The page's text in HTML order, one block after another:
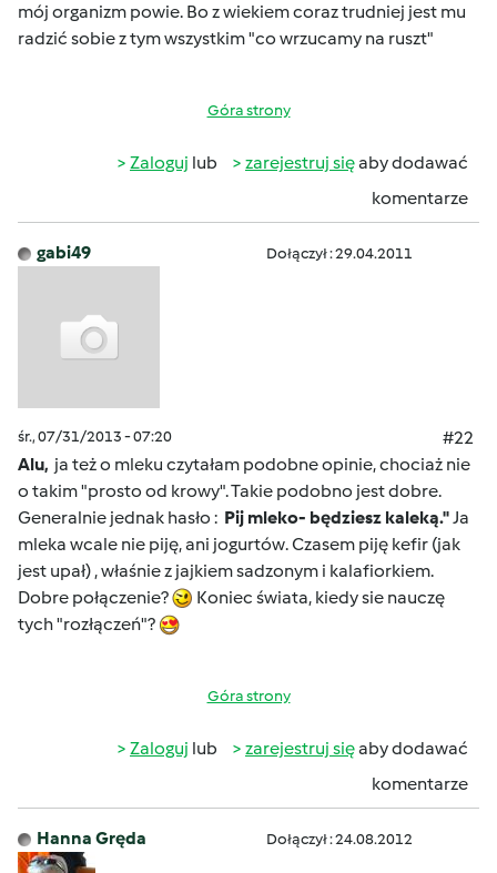
mój organizm powie. Bo z wiekiem coraz trudniej jest mu
radzić sobie z tym wszystkim "co wrzucamy na ruszt"
Góra strony
Zaloguj lub zarejestruj sięaby dodawać
komentarze
gabi49 Dołączył : 29.04.2011
śr., 07/31/2013 - 07:20
#22
Alu, ja też o mleku czytałam podobne opinie, chociaż nie
o takim "prosto od krowy". Takie podobno jest dobre.
Generalnie jednak hasło : Pij mleko- będziesz kaleką."Ja
mleka wcale nie piję, ani jogurtów. Czasem piję kefir (jak
jest upał) , właśnie z jajkiem sadzonym i kalafiorkiem.
Dobre połączenie?
Koniec świata, kiedy sie nauczę
tych "rozłączeń"?
Góra strony
Zaloguj lub zarejestruj sięaby dodawać
komentarze
Hanna Gręda Dołączył : 24.08.2012